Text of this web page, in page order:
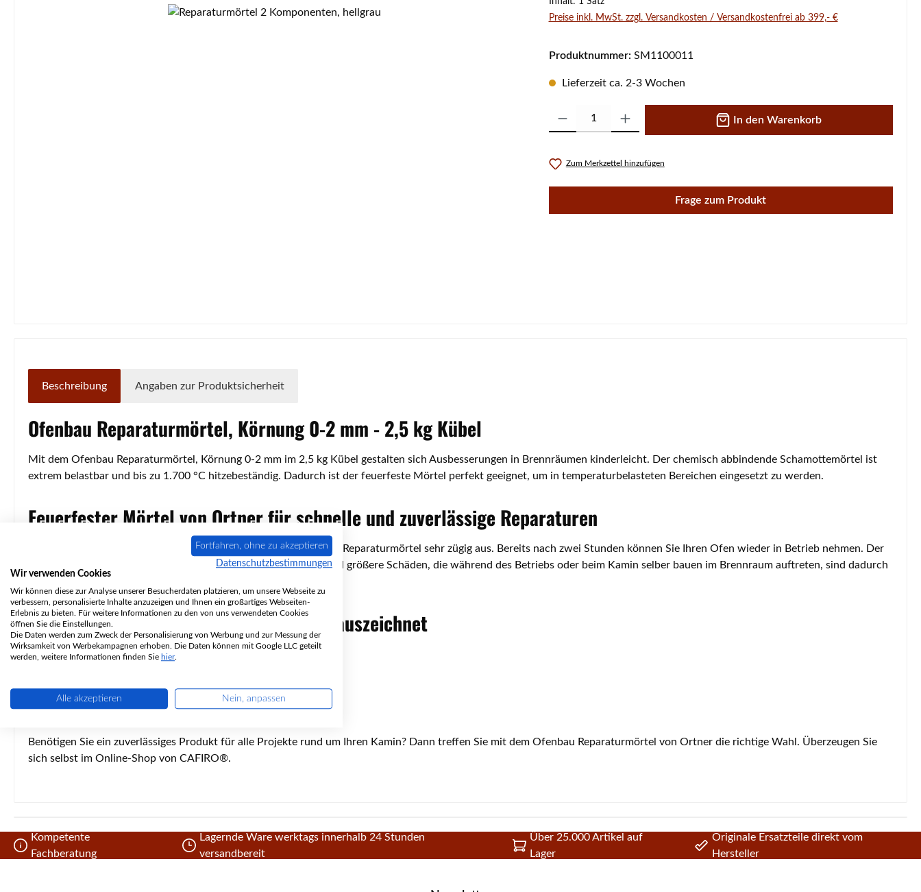
Preise inkl. MwSt. zzgl. Versandkosten / Versandkostenfrei ab 399,- €
Produktnummer: SM1100011
Lieferzeit ca. 2-3 Wochen
Produkt Anzahl: Gib den gewünschten Wert ein oder benutze die Schaltflächen um die
In den Warenkorb
Zum Merkzettel hinzufügen
Frage zum Produkt
Beschreibung Angaben zur Produktsicherheit
Ofenbau Reparaturmörtel, Körnung 0-2 mm - 2,5 kg Kübel
Mit dem Ofenbau Reparaturmörtel, Körnung 0-2 mm im 2,5 kg Kübel gestalten sich Ausbesserungen in Brennräumen kinderleicht. Der chemisch abbindende Schamottemörtel ist
extrem belastbar und bis zu 1.700 °C hitzebeständig. Dadurch ist der feuerfeste Mörtel perfekt geeignet, um in temperaturbelasteten Bereichen eingesetzt zu werden.
Feuerfester Mörtel von Ortner für schnelle und zuverlässige Reparaturen
Dank der Zusammensetzung aus Mörtel und Phosphat härtet der Reparaturmörtel sehr zügig aus. Bereits nach zwei Stunden können Sie Ihren Ofen wieder in Betrieb nehmen. Der
erste Aufheizvorgang sollte dabei verzögert erfolgen. Kleinere und größere Schäden, die während des Betriebs oder beim Kamin selber bauen im Brennraum auftreten, sind dadurch
Was den feuerfesten Mörtel von Ortner auszeichnet
hitzebeständig bis 1.700 °C
Abbindung erfolgt chemisch
2,5 kg Kübel
Benötigen Sie ein zuverlässiges Produkt für alle Projekte rund um Ihren Kamin? Dann treffen Sie mit dem Ofenbau Reparaturmörtel von Ortner die richtige Wahl. Überzeugen Sie
sich selbst im Online-Shop von CAFIRO®.
Kompetente
Fachberatung
Lagernde Ware werktags innerhalb 24 Stunden
versandbereit
Über 25.000 Artikel auf
Lager
Originale Ersatzteile direkt vom
Hersteller
Fortfahren, ohne zu akzeptieren
Datenschutzbestimmungen
Wir verwenden Cookies
Wir können diese zur Analyse unserer Besucherdaten platzieren, um unsere Webseite zu
verbessern, personalisierte Inhalte anzuzeigen und Ihnen ein großartiges Webseiten-
Erlebnis zu bieten. Für weitere Informationen zu den von uns verwendeten Cookies
öffnen Sie die Einstellungen.
Die Daten werden zum Zweck der Personalisierung von Werbung und zur Messung der
Wirksamkeit von Werbekampagnen erhoben. Die Daten können mit Google LLC geteilt
werden, weitere Informationen finden Sie hier.
Alle akzeptieren Nein, anpassen